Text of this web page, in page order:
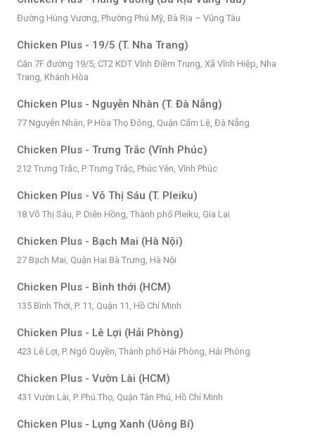
Đường Hùng Vương, Phường Phú Mỹ, Bà Rịa – Vũng Tàu
Chicken Plus - 19/5 (T. Nha Trang)
Căn 7F đường 19/5, CT2 KDT Vĩnh Điềm Trung, Xã Vĩnh Hiệp, Nha
Trang, Khánh Hòa
Chicken Plus - Nguyễn Nhàn (T. Đà Nẵng)
77 Nguyễn Nhàn, P Hòa Thọ Đông, Quận Cẩm Lệ, Đà Nẵng
Chicken Plus - Trưng Trắc (Vĩnh Phúc)
212 Trưng Trắc, P. Trưng Trắc, Phúc Yên, Vĩnh Phúc
Chicken Plus - Võ Thị Sáu (T. Pleiku)
18 Võ Thị Sáu, P. Diên Hồng, Thành phố Pleiku, Gia Lai
Chicken Plus - Bạch Mai (Hà Nội)
27 Bạch Mai, Quận Hai Bà Trưng, Hà Nội
Chicken Plus - Bình thới (HCM)
135 Bình Thới, P. 11, Quận 11, Hồ Chí Minh
Chicken Plus - Lê Lợi (Hải Phòng)
423 Lê Lợi, P. Ngô Quyền, Thành phố Hải Phòng, Hải Phòng
Chicken Plus - Vườn Lài (HCM)
431 Vườn Lài, P. Phú.Thọ, Quận Tân Phú, Hồ Chí Minh
Chicken Plus - Lựng Xanh (Uông Bí)